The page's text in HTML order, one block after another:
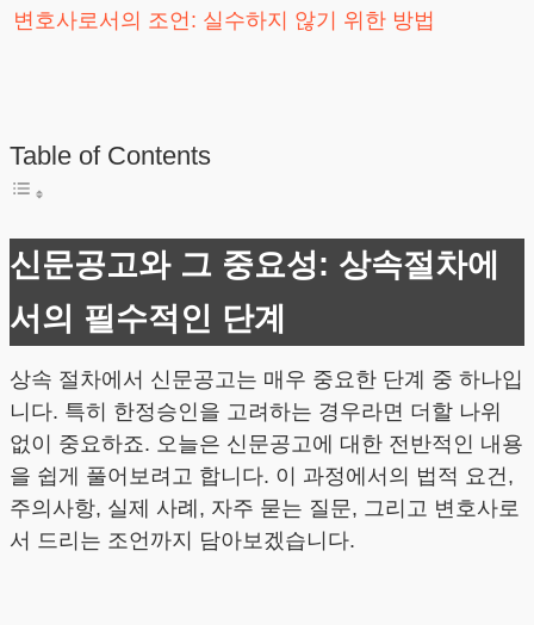
변호사로서의 조언: 실수하지 않기 위한 방법
Table of Contents
신문공고와 그 중요성: 상속절차에
서의 필수적인 단계
상속 절차에서 신문공고는 매우 중요한 단계 중 하나입
니다. 특히 한정승인을 고려하는 경우라면 더할 나위
없이 중요하죠. 오늘은 신문공고에 대한 전반적인 내용
을 쉽게 풀어보려고 합니다. 이 과정에서의 법적 요건,
주의사항, 실제 사례, 자주 묻는 질문, 그리고 변호사로
서 드리는 조언까지 담아보겠습니다.